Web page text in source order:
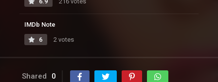
IMDb Note
6 2 votes
Shared 0